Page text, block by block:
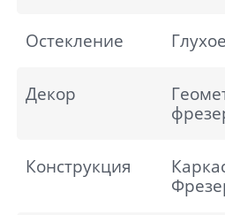
Остекление Глухое
Декор
Конструкция